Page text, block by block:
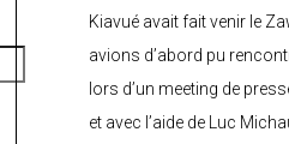
Kiavué avait fait venir le
avions d’abord pu
lors d’un meeting de
et avec l’aide de Luc